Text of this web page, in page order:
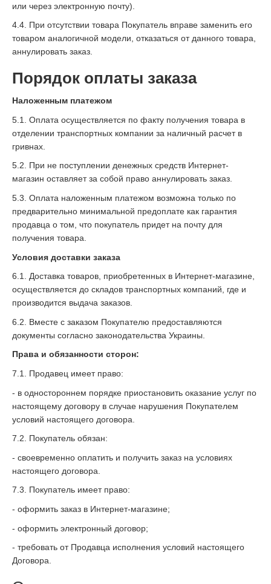
или через электронную почту).
4.4. При отсутствии товара Покупатель вправе заменить его
товаром аналогичной модели, отказаться от данного товара,
аннулировать заказ.
Порядок оплаты заказа
Наложенным платежом
5.1. Оплата осуществляется по факту получения товара в
отделении транспортных компании за наличный расчет в
гривнах.
5.2. При не поступлении денежных средств Интернет-
магазин оставляет за собой право аннулировать заказ.
5.3. Оплата наложенным платежом возможна только по
предварительно минимальной предоплате как гарантия
продавца о том, что покупатель придет на почту для
получения товара.
Условия доставки заказа
6.1. Доставка товаров, приобретенных в Интернет-магазине,
осуществляется до складов транспортных компаний, где и
производится выдача заказов.
6.2. Вместе с заказом Покупателю предоставляются
документы согласно законодательства Украины.
Права и обязанности сторон:
7.1. Продавец имеет право:
- в одностороннем порядке приостановить оказание услуг по
настоящему договору в случае нарушения Покупателем
условий настоящего договора.
7.2. Покупатель обязан:
- своевременно оплатить и получить заказ на условиях
настоящего договора.
7.3. Покупатель имеет право:
- оформить заказ в Интернет-магазине;
- оформить электронный договор;
- требовать от Продавца исполнения условий настоящего
Договора.